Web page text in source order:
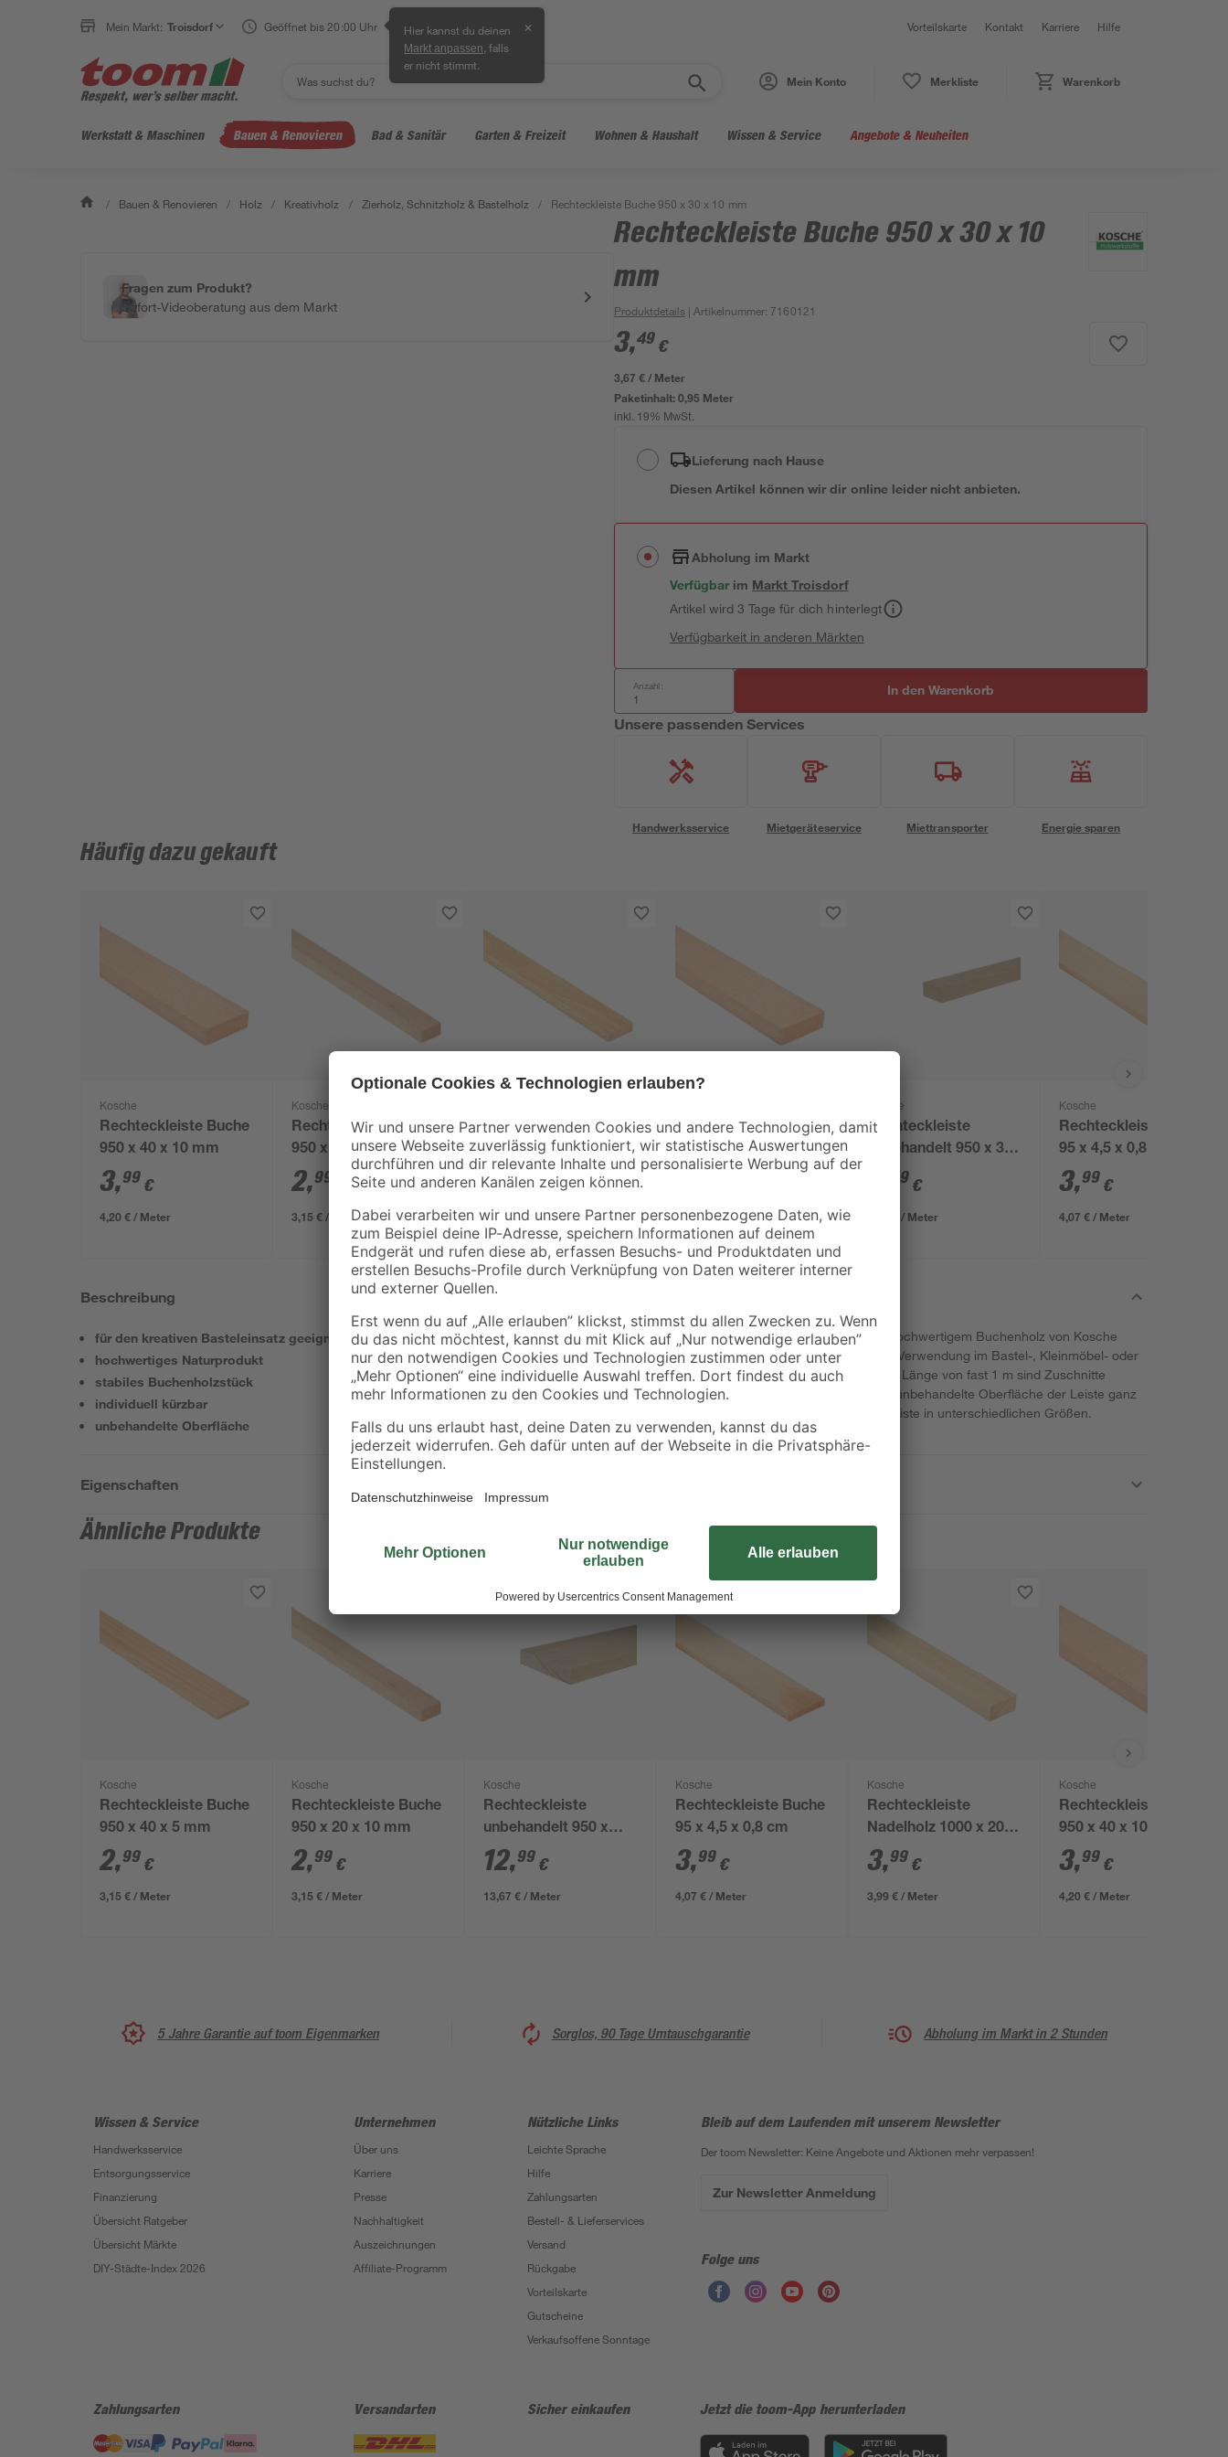
Mein Markt: Troisdorf Geöffnet bis 20:00 Uhr Hier kannst du deinen
Markt anpassen , falls
er nicht stimmt.
✕ Vorteilskarte Kontakt Karriere Hilfe
Mein Konto Merkliste Warenkorb
Werkstatt & Maschinen Bauen & Renovieren Bad & Sanitär Garten & Freizeit Wohnen & Haushalt Wissen & Service Angebote & Neuheiten
/ Bauen & Renovieren / Holz / Kreativholz / Zierholz, Schnitzholz & Bastelholz / Rechteckleiste Buche 950 x 30 x 10 mm
Fragen zum Produkt?
Sofort-Videoberatung aus dem Markt
Rechteckleiste Buche 950 x 30 x 10
mm
Produktdetails | Artikelnummer: 7160121
3,49 €
3,67 € / Meter
Paketinhalt:0,95 Meter
inkl. 19% MwSt.
Lieferung nach Hause
Diesen Artikel können wir dir online leider nicht anbieten.
Abholung im Markt
Verfügbar im MarktTroisdorf
Artikel wird 3 Tage für dich hinterlegt
Verfügbarkeit in anderen Märkten
Anzahl: In den Warenkorb
Unsere passenden Services
Handwerksservice Mietgeräteservice Miettransporter Energie sparen
Häufig dazu gekauft
Kosche
Rechteckleiste Buche
950 x 40 x 10 mm
3,99 €
4,20 € / Meter
Kosche
Rechteckleiste Buche
950 x 20 x 10 mm
2,99
3,15 € / Meter
Rechteckleiste Buche
95 x 2,5 x 0,8 cm
2,99€
3,15 € / Meter
Rechteckleiste Buche
950 x 30 x 5 mm
3,15 € / Meter
Kosche
Rechteckleiste
unbehandelt 950 x 30
x 15 mm
49 €
4,73 € / Meter
Kosche
Rechteckleiste Buche
95 x 4,5 x 0,8 cm
3,99 €
4,07 € / Meter
Beschreibung
für den kreativen Basteleinsatz geeignet
hochwertiges Naturprodukt
stabiles Buchenholzstück
individuell kürzbar
unbehandelte Oberfläche
Diese rechteckige Holzleiste aus stabilem und hochwertigem Buchenholz von Kosche
dient dem kreativen Heimwerker zur vielfältigen Verwendung im Bastel-, Kleinmöbel- oder
Konstruktionsbereich. Aufgrund der praktikablen Länge von fast 1 m sind Zuschnitte
beliebiger Größe möglich. Zudem lässt sich die unbehandelte Oberfläche der Leiste ganz
individuell be- und verarbeiten. Es gibt die Holzleiste in unterschiedlichen Größen.
Eigenschaften
Ähnliche Produkte
Kosche
Rechteckleiste Buche
950 x 40 x 5 mm
2,99 €
3,15 € / Meter
Kosche
Rechteckleiste Buche
950 x 20 x 10 mm
2,99 €
3,15 € / Meter
Bestseller
Kosche
Rechteckleiste
unbehandelt 950 x
100 x 20 mm
12,99 €
13,67 € / Meter
Kosche
Rechteckleiste Buche
95 x 4,5 x 0,8 cm
3,99 €
4,07 € / Meter
Kosche
Rechteckleiste
Nadelholz 1000 x 20 x
40 mm
3,99 €
3,99 € / Meter
Kosche
Rechteckleiste Buche
950 x 40 x 10 mm
3,99 €
4,20 € / Meter
5 Jahre Garantie auf toom Eigenmarken Sorglos, 90 Tage Umtauschgarantie Abholung im Markt in 2 Stunden
Wissen & Service
Handwerksservice
Entsorgungsservice
Finanzierung
Übersicht Ratgeber
Übersicht Märkte
DIY-Städte-Index 2026
Unternehmen
Über uns
Karriere
Presse
Nachhaltigkeit
Auszeichnungen
Affiliate-Programm
Nützliche Links
Leichte Sprache
Hilfe
Zahlungsarten
Bestell- & Lieferservices
Versand
Rückgabe
Vorteilskarte
Gutscheine
Verkaufsoffene Sonntage
Bleib auf dem Laufenden mit unserem Newsletter
Der toom Newsletter: Keine Angebote und Aktionen mehr verpassen!
Zur Newsletter Anmeldung
Folge uns
Zahlungsarten Versandarten Sicher einkaufen Jetzt die toom-App herunterladen